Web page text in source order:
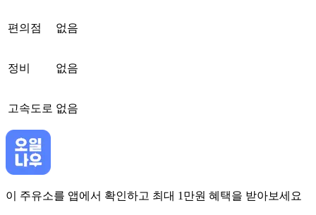
편의점 없음
정비 없음
고속도로 없음
이 주유소를 앱에서 확인하고 최대 1만원 혜택을 받아보세요